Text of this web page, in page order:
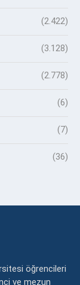
(2.422)
(3.128)
(2.778)
(6)
(7)
(36)
öğrencileri
ve mezun